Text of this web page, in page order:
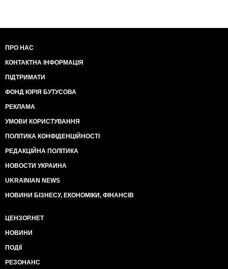
ПРО НАС
КОНТАКТНА ІНФОРМАЦІЯ
ПІДТРИМАТИ
ФОНД ЮРІЯ БУТУСОВА
РЕКЛАМА
УМОВИ КОРИСТУВАННЯ
ПОЛІТИКА КОНФІДЕНЦІЙНОСТІ
РЕДАКЦІЙНА ПОЛІТИКА
НОВОСТИ УКРАИНА
UKRAINIAN NEWS
НОВИНИ БІЗНЕСУ, ЕКОНОМІКИ, ФІНАНСІВ
ЦЕНЗОР.НЕТ
НОВИНИ
ПОДІЇ
РЕЗОНАНС